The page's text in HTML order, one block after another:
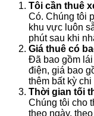
Tôi cần thuê
Có. Chúng tôi
khu vực luôn
phút sau khi
Giá thuê có
Đã bao gồm
điện, giá bao
thêm bất kỳ
Thời gian tối
Chúng tôi cho
theo ngày,